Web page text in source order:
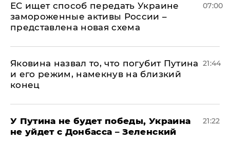
ЕС ищет способ передать Украине
замороженные активы России –
представлена новая схема
07:00
Яковина назвал то, что погубит Путина
и его режим, намекнув на близкий
конец
21:44
У Путина не будет победы, Украина
не уйдет с Донбасса – Зеленский
21:22